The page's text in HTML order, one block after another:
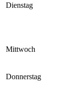
Dienstag
Mittwoch
Donnerstag